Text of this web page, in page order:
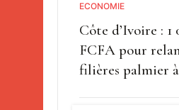
la
ECONOMIE
Côte d’Ivoire :
FCFA pour
filières palmier